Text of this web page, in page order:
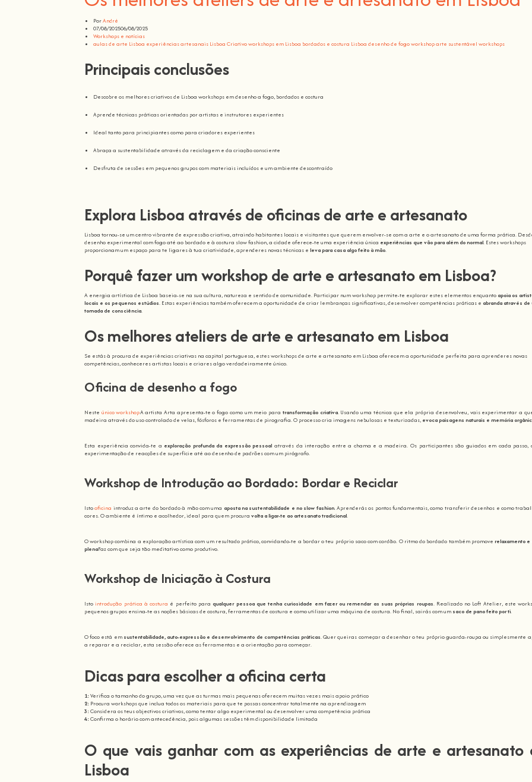
PorAndré
07/08/202506/08/2025
Workshops e notícias
aulas de arte Lisboa experiências artesanais Lisboa Criativo workshops em Lisboa bordados e costura Lisboa desenho de fogo workshoparte sustentável workshops
Principais conclusões
Descobre os melhores criativos de Lisboa workshops em desenho a fogo, bordados e costura
Aprende técnicas práticas orientadas por artistas e instrutores experientes
Ideal tanto para principiantes como para criadores experientes
Abraça a sustentabilidade através da reciclagem e da criação consciente
Desfruta de sessões em pequenos grupos com materiais incluídos e um ambiente descontraído
Explora Lisboa através de oficinas de arte e artesanato
Lisboa tornou-se um centro vibrante de expressão criativa, atraindo habitantes locais e visitantes que querem envolver-se com a arte e o artesanato de uma forma prática.
desenho experimental com fogo até ao bordado e à costura slow fashion, a cidade oferece-te uma experiência única experiências que vão para além do normal. Estes workshops
proporcionam um espaço para te ligares à tua criatividade, aprenderes novas técnicas e leva para casa algo feito à mão.
Porquê fazer um workshop de arte e artesanato em Lisboa?
A energia artística de Lisboa baseia-se na sua cultura, natureza e sentido de comunidade. Participar num workshop permite-te explorar estes elementos enquanto apoia os
locais e os pequenos estúdios. Estas experiências também oferecem a oportunidade de criar lembranças significativas, desenvolver competências práticas e abranda através de
tomada de consciência.
Os melhores ateliers de arte e artesanato em Lisboa
Se estás à procura de experiências criativas na capital portuguesa, estes workshops de arte e artesanato em Lisboa oferecem a oportunidade perfeita para aprenderes novas
competências, conheceres artistas locais e criares algo verdadeiramente único.
Oficina de desenho a fogo
Neste único workshopA artista Arta apresenta-te o fogo como um meio para transformação criativa. Usando uma técnica que ela própria desenvolveu, vais experimentar a
madeira através do uso controlado de velas, fósforos e ferramentas de pirografia. O processo cria imagens nebulosas e texturizadas, evoca paisagens naturais e memória
Esta experiência convida-te a exploração profunda da expressão pessoal através da interação entre a chama e a madeira. Os participantes são guiados em cada passo,
experimentação de reacções de superfície até ao desenho de padrões com um pirógrafo.
Workshop de Introdução ao Bordado: Bordar e Reciclar
Istooficina introduz a arte do bordado à mão com uma aposta na sustentabilidade e no slow fashion. Aprenderás os pontos fundamentais, como transferir desenhos e como
cores. O ambiente é íntimo e acolhedor, ideal para quem procura volta a ligar-te ao artesanato tradicional.
O workshop combina a exploração artística com um resultado prático, convidando-te a bordar o teu próprio saco com cordão. O ritmo do bordado também promoverelaxamento e
plenaFaz com que seja tão meditativo como produtivo.
Workshop de Iniciação à Costura
Istointrodução prática à costura é perfeito para qualquer pessoa que tenha curiosidade em fazer ou remendar as suas próprias roupas. Realizado no Loft Atelier, este
pequenos grupos ensina-te as noções básicas de costura, ferramentas de costura e como utilizar uma máquina de costura. No final, sairás com um saco de pano feito por ti.
O foco está em sustentabilidade, auto-expressão e desenvolvimento de competências práticas. Quer queiras começar a desenhar o teu próprio guarda-roupa ou simplesmente
a reparar e a reciclar, esta sessão oferece as ferramentas e a orientação para começar.
Dicas para escolher a oficina certa
1:Verifica o tamanho do grupo, uma vez que as turmas mais pequenas oferecem muitas vezes mais apoio prático
2: Procura workshops que inclua todos os materiais para que te possas concentrar totalmente na aprendizagem
3:Considera os teus objectivos criativos, como tentar algo experimental ou desenvolver uma competência prática
4:Confirma o horário com antecedência, pois algumas sessões têm disponibilidade limitada
O que vais ganhar com as experiências de arte e artesanato
Lisboa